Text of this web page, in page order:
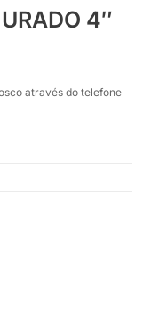
4″
através do telefone